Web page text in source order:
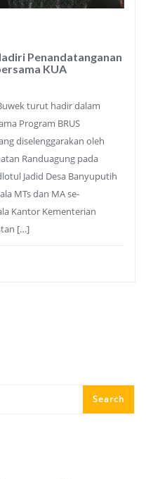
Penandatanganan
KUA
turut hadir dalam
Program BRUS
diselenggarakan oleh
Randuagung pada
Jadid Desa Banyuputih
MTs dan MA se-
Kantor Kementerian
[…]